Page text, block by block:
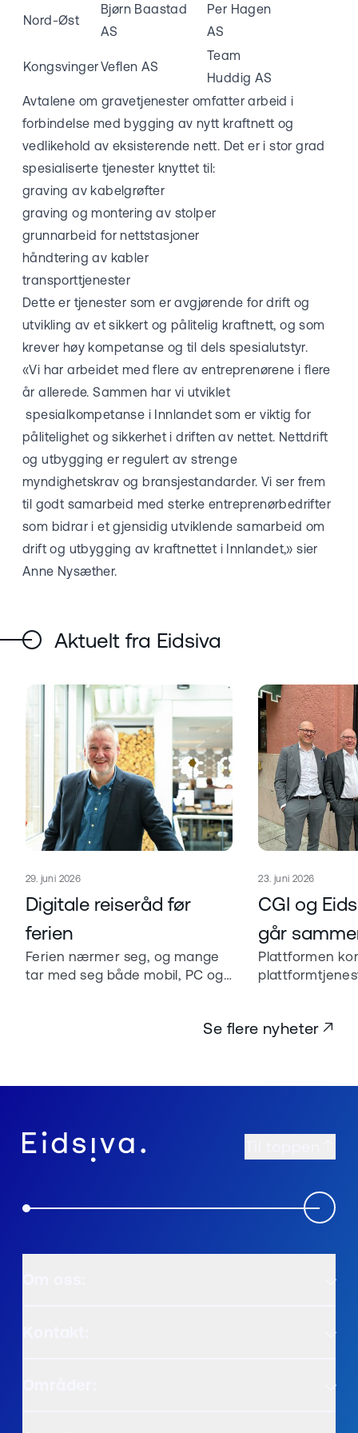
Nord-Øst
Bjørn Baastad
AS
Per Hagen
AS
KongsvingerVeflen AS
Team
Huddig AS
Avtalene om gravetjenester omfatter arbeid i
forbindelse med bygging av nytt kraftnett og
vedlikehold av eksisterende nett. Det er i stor grad
spesialiserte tjenester knyttet til:
graving av kabelgrøfter
graving og montering av stolper
grunnarbeid for nettstasjoner
håndtering av kabler
transporttjenester
Dette er tjenester som er avgjørende for drift og
utvikling av et sikkert og pålitelig kraftnett, og som
krever høy kompetanse og til dels spesialutstyr.
«Vi har arbeidet med flere av entreprenørene i flere
år allerede. Sammen har vi utviklet
spesialkompetanse i Innlandet som er viktig for
pålitelighet og sikkerhet i driften av nettet. Nettdrift
og utbygging er regulert av strenge
myndighetskrav og bransjestandarder. Vi ser frem
til godt samarbeid med sterke entreprenørbedrifter
som bidrar i et gjensidig utviklende samarbeid om
drift og utbygging av kraftnettet i Innlandet,» sier
Anne Nysæther.
Aktuelt fra Eidsiva
Publisert
29. juni 2026
Les mer om
Digitale reiseråd før
ferien
Ferien nærmer seg, og mange
tar med seg både mobil, PC og
Publisert
23. juni 2026
Les mer om
CGI og
går
suveren
Plattformen
exit og høy
Se flere nyheter